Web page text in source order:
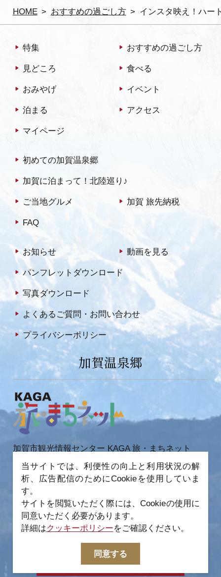
HOME おすすめの過ごし方 インスタ映え！ハー
特集 おすすめの過ごし方
見どころ 食べる
おみやげ イベント
泊まる アクセス
マイページ
初めての加賀温泉郷
加賀に泊まって！北陸巡り♪
ご当地グルメ 加賀 旅先納税
FAQ
お知らせ 動画を見る
パンフレットダウンロード
写真ダウンロード
よくあるご質問・お問い合わせ
プライバシーポリシー
加賀温泉郷
加賀市観光情報センター KAGA 旅・まちネット
〒922-0423
石川県加賀市作見町ヲ6-2 JR 加賀温泉駅内
TEL 0761-72-6678
© 2022-2026 加賀市観光情報センター All Rights
Reserved.
当サイトでは、利便性の向上と利用状況の解
析、広告配信のためにCookieを使用していま
す。
サイトを閲覧いただく際には、Cookieの使用に
同意いただく必要があります。
詳細はクッキーポリシーをご確認ください。
同意する